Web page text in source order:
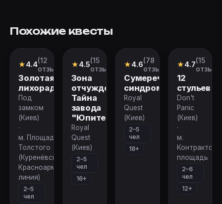
Похожие квесты
Квест
★4.4(12
отзывов)
Золотая
лихорадка
Под
замком
(Киев)
·
м. Площадь Льва
Толстого
(Куренёвско-
Красноармейская
линия)
2–5
чел
Перформанс
★4.5(15
отзывов)
Зона
отчуждения.
Тайна
завода
"Юпитер"
Royal
Quest
(Киев)
2–5
чел
16+
Перформанс
★4.6(78
отзывов)
Сумеречный
синдром
Royal
Quest
(Киев)
2–5
чел
18+
Квест
★4.7(15
12
стульев
Don't
Panic
(Киев)
·
м.
площадь
2–6
чел
12+